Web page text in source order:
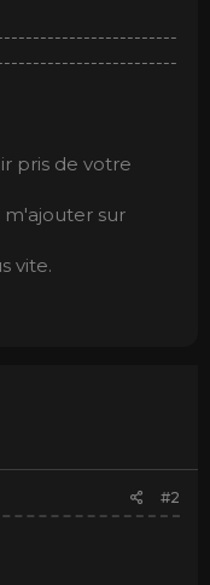
pris de votre
sur
vite.
#2